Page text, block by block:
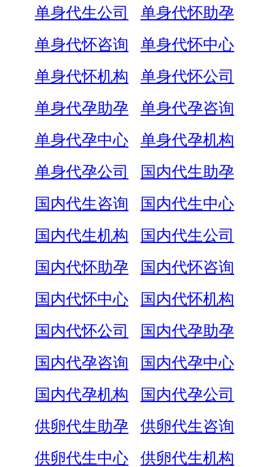
单身代生公司
单身代怀助孕
单身代怀咨询
单身代怀中心
单身代怀机构
单身代怀公司
单身代孕助孕
单身代孕咨询
单身代孕中心
单身代孕机构
单身代孕公司
国内代生助孕
国内代生咨询
国内代生中心
国内代生机构
国内代生公司
国内代怀助孕
国内代怀咨询
国内代怀中心
国内代怀机构
国内代怀公司
国内代孕助孕
国内代孕咨询
国内代孕中心
国内代孕机构
国内代孕公司
供卵代生助孕
供卵代生咨询
供卵代生中心
供卵代生机构